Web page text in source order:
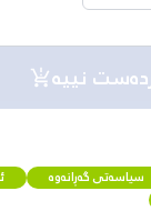
نییە
سیاسەتی گەڕانەوە